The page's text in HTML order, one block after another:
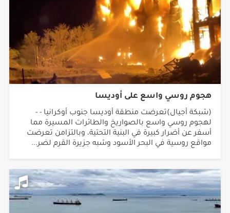
هجوم روسي واسع على أوديسا
(شبكة أجيال)تعرضت منطقة أوديسا جنوب أوكرانيا - -
لهجوم روسي واسع بالصواريخ والطائرات المسيرة مما
أسفر عن أضرار كبيرة في البنية التحتية، وبالتزامن تعرضت
مواقع روسية في البحر الأسود وشبه جزيرة القرم لضر...